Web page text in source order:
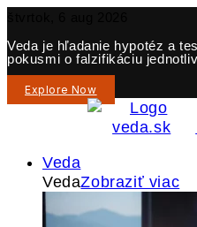
Veda je hľadanie hypotéz a
pokusmi o falzifikáciu
Explore Now
Veda
VedaZobraziť viac